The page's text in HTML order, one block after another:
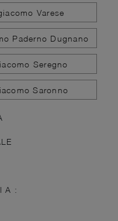
Varese
Paderno Dugnano
Seregno
Saronno
A :